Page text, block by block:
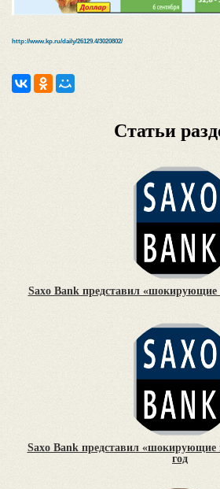
http://www.kp.ru/daily/26129.4/3020802/
Статьи
Saxo Bank представил «шокирующие
Saxo Bank представил «шокирующие
год